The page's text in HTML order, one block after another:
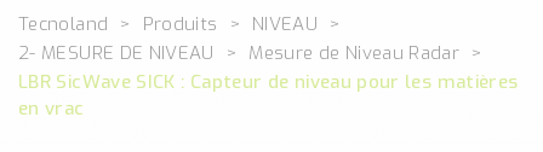
Classé par catégorie
DEBIT
DETECTION
Tecnoland Produits
NIVEAU
2- MESURE DE NIVEAU
Mesure de Niveau Radar
LBR SicWave SICK : Capteur de niveau pour les matières
en vrac